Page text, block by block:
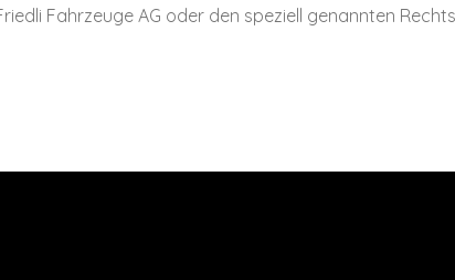
Fahrzeuge AG oder den speziell genannten